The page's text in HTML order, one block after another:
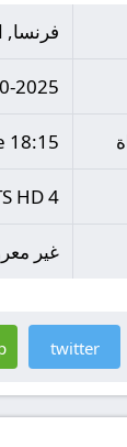
فرنسا,
2025
18:15 Time
HD 4
غير
twitter